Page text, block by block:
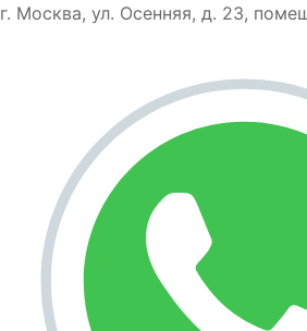
г. Москва, ул. Осенняя, д. 23,